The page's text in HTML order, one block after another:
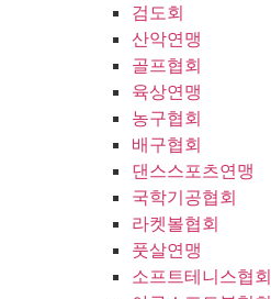
검도회
산악연맹
골프협회
육상연맹
농구협회
배구협회
댄스스포츠연맹
국학기공협회
라켓볼협회
풋살연맹
소프트테니스협회